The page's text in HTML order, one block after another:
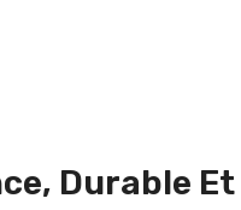
Durable Et